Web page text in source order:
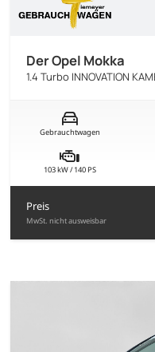
Der Opel Mokka
1.4 Turbo INNOVATION
Gebrauchtwagen
103 kW / 140 PS
Preis
MwSt. nicht ausweisbar